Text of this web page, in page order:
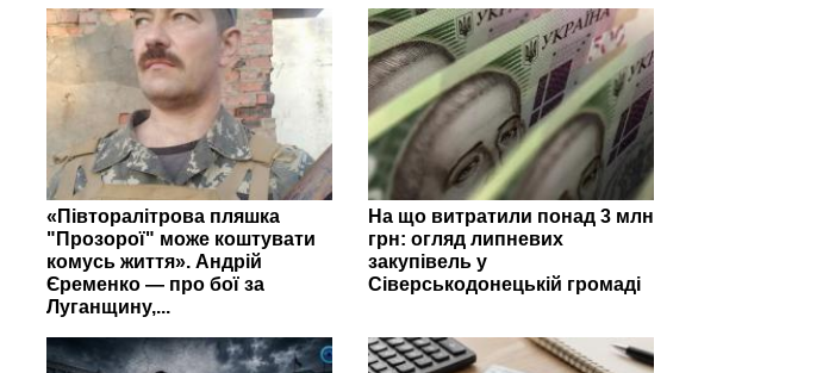
«Півторалітрова пляшка
"Прозорої" може коштувати
комусь життя». Андрій
Єременко — про бої за
Луганщину,...
На що витратили понад 3 млн
грн: огляд липневих
закупівель у
Сіверськодонецькій громаді